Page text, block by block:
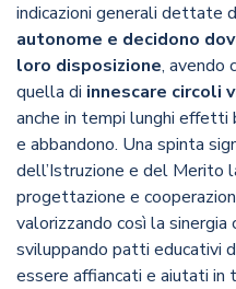
indicazioni generali dettate
autonome e decidono
loro disposizione, avendo
quella di innescare circoli
anche in tempi lunghi effetti
e abbandono. Una spinta
dell’Istruzione e del Merito
progettazione e
valorizzando così la
sviluppando patti educativi
essere affiancati e aiutati